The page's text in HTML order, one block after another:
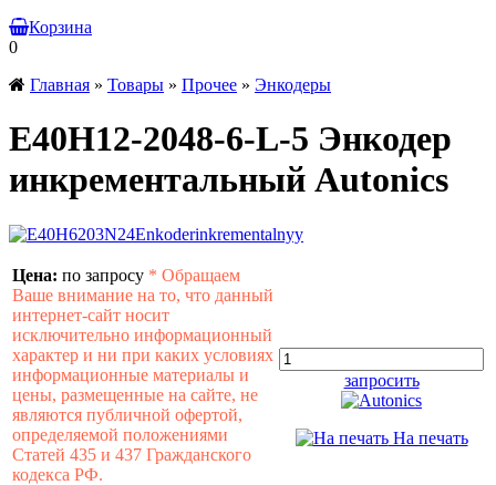
Корзина
0
Главная » Товары » Прочее » Энкодеры
E40H12-2048-6-L-5 Энкодер
инкрементальный Autonics
Цена: по запросу * Обращаем
Ваше внимание на то, что данный
интернет-сайт носит
исключительно информационный
характер и ни при каких условиях
информационные материалы и
цены, размещенные на сайте, не
являются публичной офертой,
определяемой положениями
Статей 435 и 437 Гражданского
кодекса РФ.
запросить
На печать